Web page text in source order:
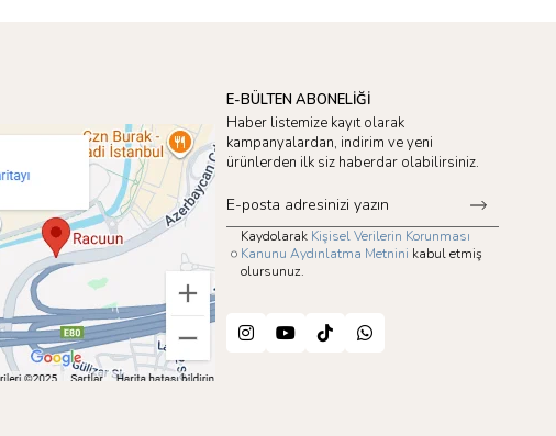
E-BÜLTEN ABONELİĞİ
Haber listemize kayıt olarak
kampanyalardan, indirim ve yeni
ürünlerden ilk siz haberdar olabilirsiniz.
Kaydolarak Kişisel Verilerin Korunması
Kanunu Aydınlatma Metnini kabul etmiş
olursunuz.